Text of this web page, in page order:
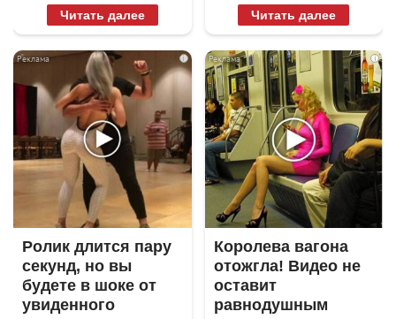
Читать далее Читать далее
i
Ролик длится пару
секунд, но вы
будете в шоке от
увиденного
i
Королева вагона
отожгла! Видео не
оставит
равнодушным